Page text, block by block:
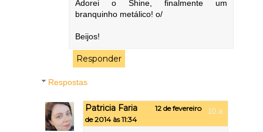
Adorei o Shine, finalmente um
branquinho metálico! o/
Beijos!
Responder
Respostas
Patricia Faria
12 de fevereiro
de 2014 às 11:34